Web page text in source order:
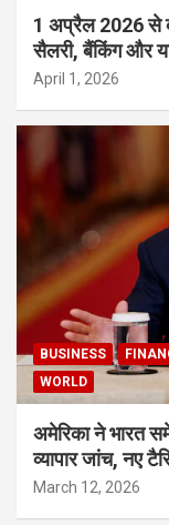
1 अप्रैल 2026 से
सैलरी, बैंकिंग और
April 1, 2026
BUSINESS
WORLD
अमेरिका ने भारत
व्यापार जांच, नए
March 12, 2026